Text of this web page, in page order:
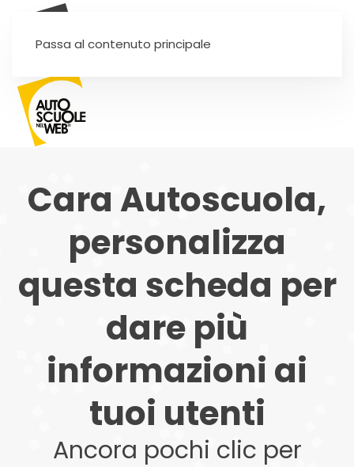
Passa al contenuto principale
Cara Autoscuola,
personalizza
questa scheda per
dare più
informazioni ai
tuoi utenti
Ancora pochi clic per